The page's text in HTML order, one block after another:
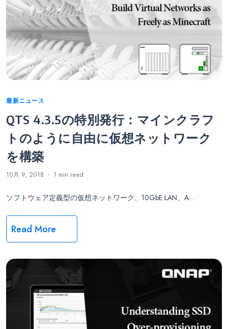
Categories
最新ニュース
QTS 4.3.5の特別発行：マインクラフ
トのように自由に仮想ネットワーク
を構築
10月 9, 2018 1 min read
ソフトウェア定義型の仮想ネットワーク、10GbE LAN、A…
Read More